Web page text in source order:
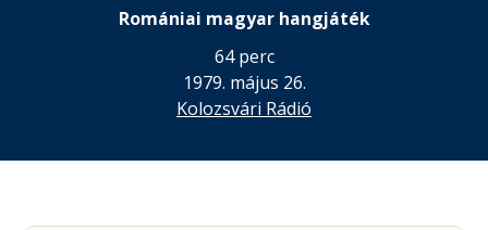
Romániai magyar hangjáték
64 perc
1979. május 26.
Kolozsvári Rádió